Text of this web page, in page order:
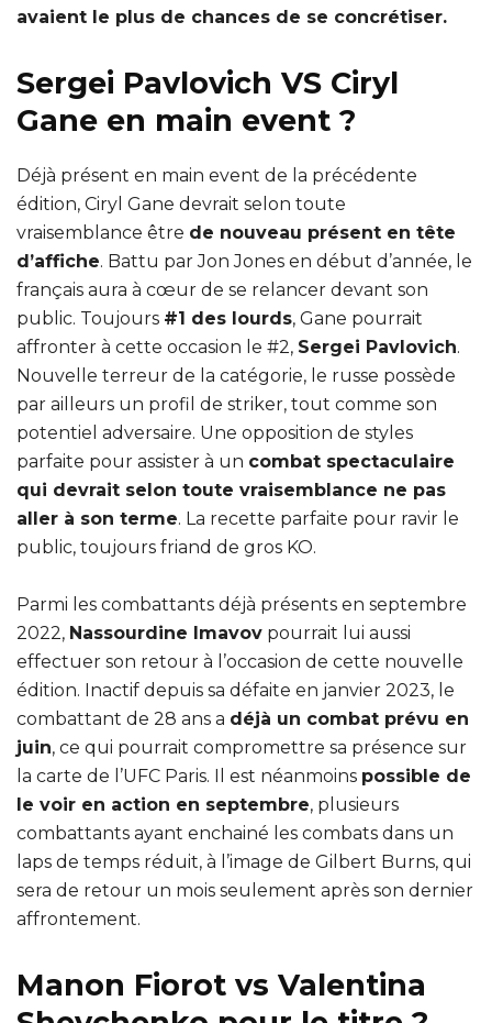
avaient le plus de chances de se concrétiser.
Sergei Pavlovich VS Ciryl
Gane en main event ?
Déjà présent en main event de la précédente
édition, Ciryl Gane devrait selon toute
vraisemblance être de nouveau présent en tête
d’affiche. Battu par Jon Jones en début d’année, le
français aura à cœur de se relancer devant son
public. Toujours #1 des lourds, Gane pourrait
affronter à cette occasion le #2, Sergei Pavlovich.
Nouvelle terreur de la catégorie, le russe possède
par ailleurs un profil de striker, tout comme son
potentiel adversaire. Une opposition de styles
parfaite pour assister à un combat spectaculaire
qui devrait selon toute vraisemblance ne pas
aller à son terme. La recette parfaite pour ravir le
public, toujours friand de gros KO.
Parmi les combattants déjà présents en septembre
2022, Nassourdine Imavov pourrait lui aussi
effectuer son retour à l’occasion de cette nouvelle
édition. Inactif depuis sa défaite en janvier 2023, le
combattant de 28 ans a déjà un combat prévu en
juin, ce qui pourrait compromettre sa présence sur
la carte de l’UFC Paris. Il est néanmoins possible de
le voir en action en septembre, plusieurs
combattants ayant enchainé les combats dans un
laps de temps réduit, à l’image de Gilbert Burns, qui
sera de retour un mois seulement après son dernier
affrontement.
Manon Fiorot vs Valentina